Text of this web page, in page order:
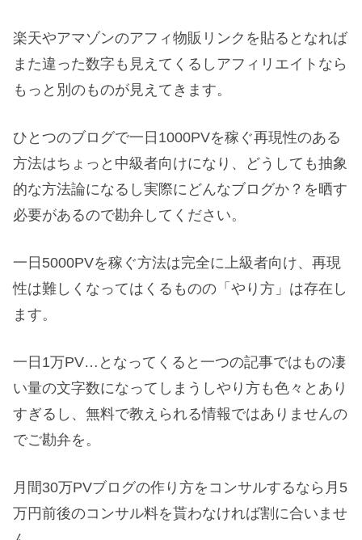
楽天やアマゾンのアフィ物販リンクを貼るとなれば
また違った数字も見えてくるしアフィリエイトなら
もっと別のものが見えてきます。
ひとつのブログで一日1000PVを稼ぐ再現性のある
方法はちょっと中級者向けになり、どうしても抽象
的な方法論になるし実際にどんなブログか？を晒す
必要があるので勘弁してください。
一日5000PVを稼ぐ方法は完全に上級者向け、再現
性は難しくなってはくるものの「やり方」は存在し
ます。
一日1万PV…となってくると一つの記事ではもの凄
い量の文字数になってしまうしやり方も色々とあり
すぎるし、無料で教えられる情報ではありませんの
でご勘弁を。
月間30万PVブログの作り方をコンサルするなら月5
万円前後のコンサル料を貰わなければ割に合いませ